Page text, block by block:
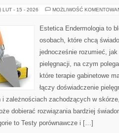
LUT - 15 - 2026 MOŻLIWOŚĆ
Estetica Endermologia to
osobach, które chcą
jednocześnie rozumieć, jak
pielęgnacji, na czym
które terapie gabinetowe
łączy doświadczenie
zależnościach zachodzących w
dobierać rozwiązania bardziej
to Testy porównawcze i […]